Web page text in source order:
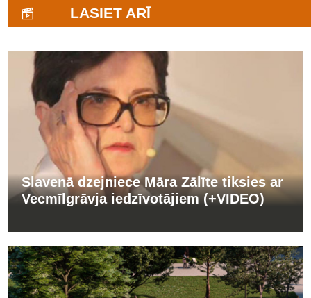
LASIET ARĪ
Slavenā dzejniece Māra Zālīte tiksies ar
Vecmīlgrāvja iedzīvotājiem (+VIDEO)